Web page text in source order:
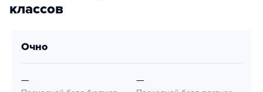
классов
очно
— —